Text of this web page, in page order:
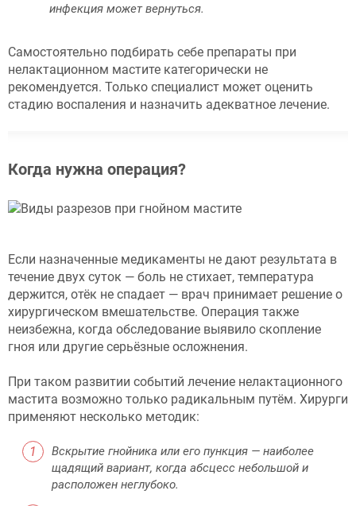
инфекция может вернуться.
Самостоятельно подбирать себе препараты при
нелактационном мастите категорически не
рекомендуется. Только специалист может оценить
стадию воспаления и назначить адекватное лечение.
Когда нужна операция?
Если назначенные медикаменты не дают результата в
течение двух суток — боль не стихает, температура
держится, отёк не спадает — врач принимает решение о
хирургическом вмешательстве. Операция также
неизбежна, когда обследование выявило скопление
гноя или другие серьёзные осложнения.
При таком развитии событий лечение нелактационного
мастита возможно только радикальным путём. Хирурги
применяют несколько методик:
Вскрытие гнойника или его пункция — наиболее
щадящий вариант, когда абсцесс небольшой и
расположен неглубоко.